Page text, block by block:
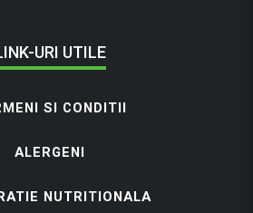
URI UTILE
SI CONDITII
ALERGENI
NUTRITIONALA